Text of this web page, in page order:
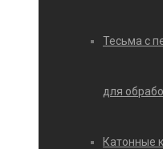
Тесьма с
для
Катонные